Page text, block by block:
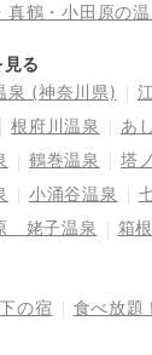
真鶴・小田原の
る
泉 (神奈川県)
根府川温泉 あ
鶴巻温泉 塔
小涌谷温泉
姥子温泉 箱
の宿
食べ放題